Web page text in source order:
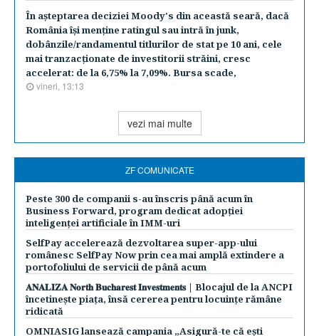
În aşteptarea deciziei Moody's din această seară, dacă
România îşi menţine ratingul sau intră în junk,
dobânzile/randamentul titlurilor de stat pe 10 ani, cele
mai tranzacţionate de investitorii străini, cresc
accelerat: de la 6,75% la 7,09%. Bursa scade,
vineri, 13:13
vezi mai multe
ZF COMUNICATE
Peste 300 de companii s-au înscris până acum în
Business Forward, program dedicat adopției
inteligenței artificiale în IMM-uri
SelfPay accelerează dezvoltarea super-app-ului
românesc SelfPay Now prin cea mai amplă extindere a
portofoliului de servicii de până acum
𝐀𝐍𝐀𝐋𝐈𝐙𝐀 𝐍𝐨𝐫𝐭𝐡 𝐁𝐮𝐜𝐡𝐚𝐫𝐞𝐬𝐭 𝐈𝐧𝐯𝐞𝐬𝐭𝐦𝐞𝐧𝐭𝐬 | Blocajul de la ANCPI
încetinește piața, însă cererea pentru locuințe rămâne
ridicată
OMNIASIG lansează campania „Asigură-te că ești